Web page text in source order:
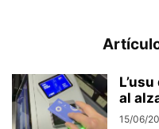
al
15/06/